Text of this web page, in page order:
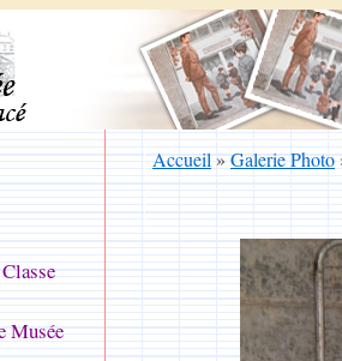
Accueil»Galerie Photo
Musée